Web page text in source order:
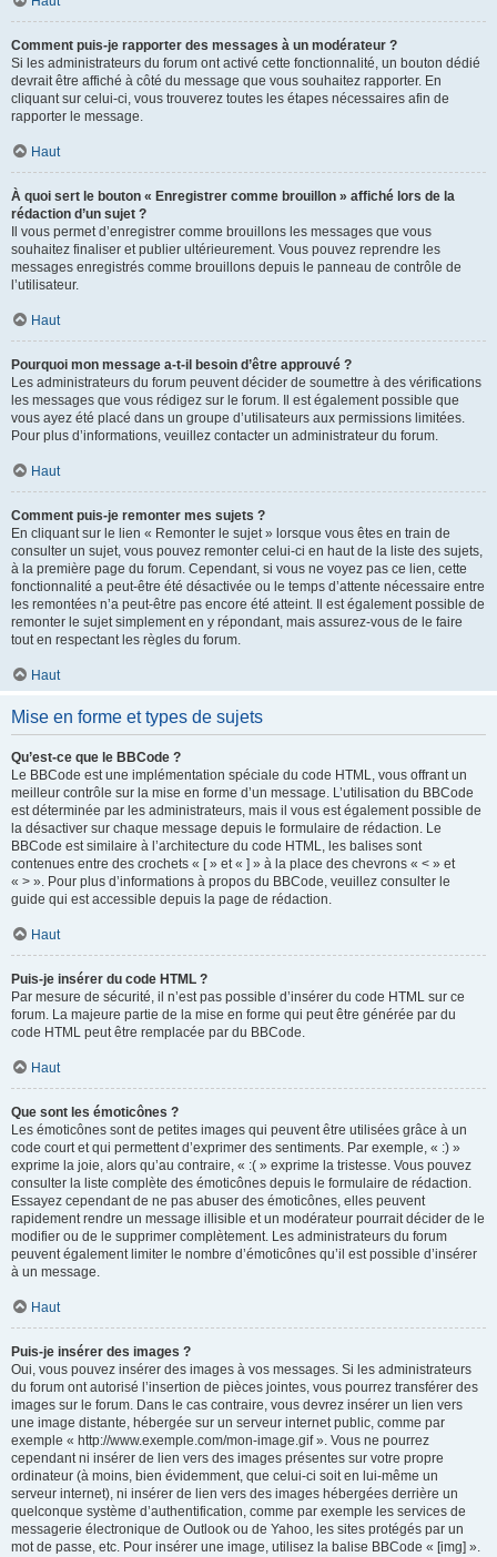
Comment puis-je rapporter des messages à un modérateur ?
Si les administrateurs du forum ont activé cette fonctionnalité, un bouton dédié
devrait être affiché à côté du message que vous souhaitez rapporter. En
cliquant sur celui-ci, vous trouverez toutes les étapes nécessaires afin de
rapporter le message.
Haut
À quoi sert le bouton « Enregistrer comme brouillon » affiché lors de la
rédaction d’un sujet ?
Il vous permet d’enregistrer comme brouillons les messages que vous
souhaitez finaliser et publier ultérieurement. Vous pouvez reprendre les
messages enregistrés comme brouillons depuis le panneau de contrôle de
l’utilisateur.
Haut
Pourquoi mon message a-t-il besoin d’être approuvé ?
Les administrateurs du forum peuvent décider de soumettre à des vérifications
les messages que vous rédigez sur le forum. Il est également possible que
vous ayez été placé dans un groupe d’utilisateurs aux permissions limitées.
Pour plus d’informations, veuillez contacter un administrateur du forum.
Haut
Comment puis-je remonter mes sujets ?
En cliquant sur le lien « Remonter le sujet » lorsque vous êtes en train de
consulter un sujet, vous pouvez remonter celui-ci en haut de la liste des sujets,
à la première page du forum. Cependant, si vous ne voyez pas ce lien, cette
fonctionnalité a peut-être été désactivée ou le temps d’attente nécessaire entre
les remontées n’a peut-être pas encore été atteint. Il est également possible de
remonter le sujet simplement en y répondant, mais assurez-vous de le faire
tout en respectant les règles du forum.
Haut
Mise en forme et types de sujets
Qu’est-ce que le BBCode ?
Le BBCode est une implémentation spéciale du code HTML, vous offrant un
meilleur contrôle sur la mise en forme d’un message. L’utilisation du BBCode
est déterminée par les administrateurs, mais il vous est également possible de
la désactiver sur chaque message depuis le formulaire de rédaction. Le
BBCode est similaire à l’architecture du code HTML, les balises sont
contenues entre des crochets « [ » et « ] » à la place des chevrons « < » et
« > ». Pour plus d’informations à propos du BBCode, veuillez consulter le
guide qui est accessible depuis la page de rédaction.
Haut
Puis-je insérer du code HTML ?
Par mesure de sécurité, il n’est pas possible d’insérer du code HTML sur ce
forum. La majeure partie de la mise en forme qui peut être générée par du
code HTML peut être remplacée par du BBCode.
Haut
Que sont les émoticônes ?
Les émoticônes sont de petites images qui peuvent être utilisées grâce à un
code court et qui permettent d’exprimer des sentiments. Par exemple, « :) »
exprime la joie, alors qu’au contraire, « :( » exprime la tristesse. Vous pouvez
consulter la liste complète des émoticônes depuis le formulaire de rédaction.
Essayez cependant de ne pas abuser des émoticônes, elles peuvent
rapidement rendre un message illisible et un modérateur pourrait décider de le
modifier ou de le supprimer complètement. Les administrateurs du forum
peuvent également limiter le nombre d’émoticônes qu’il est possible d’insérer
à un message.
Haut
Puis-je insérer des images ?
Oui, vous pouvez insérer des images à vos messages. Si les administrateurs
du forum ont autorisé l’insertion de pièces jointes, vous pourrez transférer des
images sur le forum. Dans le cas contraire, vous devrez insérer un lien vers
une image distante, hébergée sur un serveur internet public, comme par
exemple « http://www.exemple.com/mon-image.gif ». Vous ne pourrez
cependant ni insérer de lien vers des images présentes sur votre propre
ordinateur (à moins, bien évidemment, que celui-ci soit en lui-même un
serveur internet), ni insérer de lien vers des images hébergées derrière un
quelconque système d’authentification, comme par exemple les services de
messagerie électronique de Outlook ou de Yahoo, les sites protégés par un
mot de passe, etc. Pour insérer une image, utilisez la balise BBCode « [img] ».